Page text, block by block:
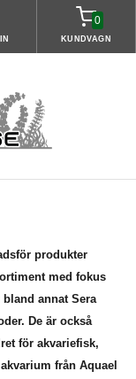
0
KUNDVAGN
produkter
med fokus
annat Sera
De är också
för akvariefisk,
från Aquael